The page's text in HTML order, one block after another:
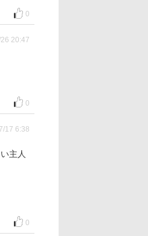
0
20:47
0
17 6:38
主人
0